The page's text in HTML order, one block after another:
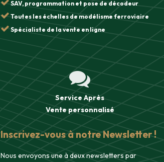
Service Après
Ventepersonnalisé
Inscrivez-vous à notre Newsletter !
Nous envoyons une à deux newsletters par
SAV, programmation et pose de décodeur
Toutes les échelles de modélisme ferroviaire
Spécialiste de la vente en ligne